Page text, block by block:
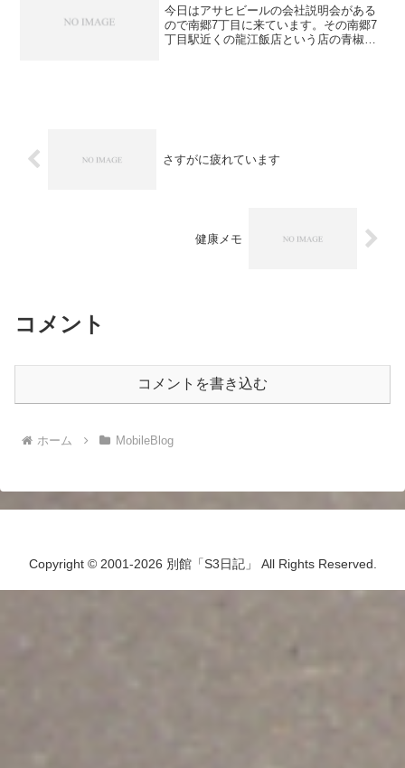
今日はアサヒビールの会社説明会がある
ので南郷7丁目に来ています。その南郷7
丁目駅近くの龍江飯店という店の青椒肉
さすがに疲れています
健康メモ
コメント
コメントを書き込む
ホーム MobileBlog
Copyright © 2001-2026 別館「S3日記」 All Rights Reserved.